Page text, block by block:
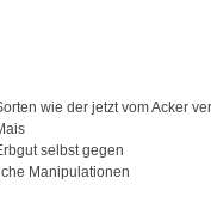
wie der jetzt vom Acker
selbst gegen
Manipulationen